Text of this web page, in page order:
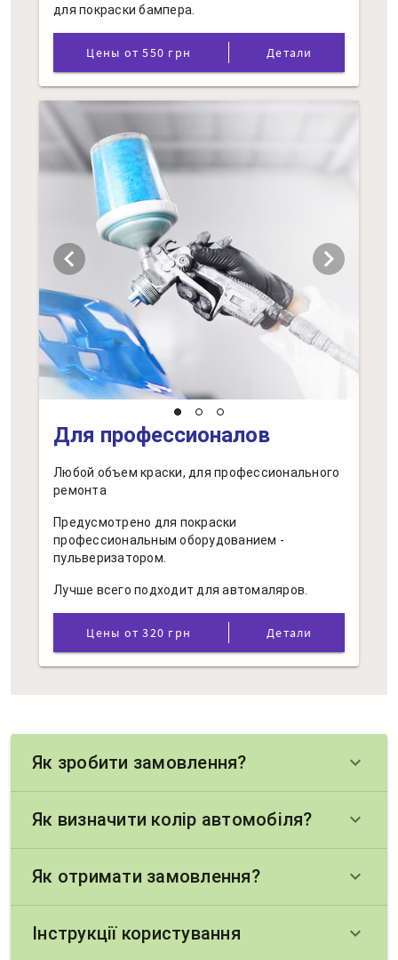
для покраски бампера.
Цены от 550 грн Детали
chevron_left chevron_right
Для профессионалов
Любой объем краски, для профессионального
ремонта
Предусмотрено для покраски
профессиональным оборудованием -
пульверизатором.
Лучше всего подходит для автомаляров.
Цены от 320 грн Детали
Як зробити замовлення? keyboard_arrow_down
Як визначити колір автомобіля? keyboard_arrow_down
Як отримати замовлення? keyboard_arrow_down
Інструкції користування keyboard_arrow_down